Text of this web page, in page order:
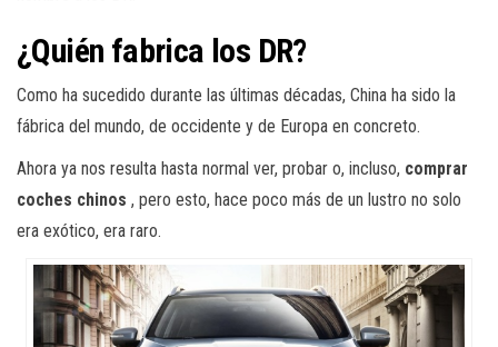
¿Quién fabrica los DR?
Como ha sucedido durante las últimas décadas, China ha sido la
fábrica del mundo, de occidente y de Europa en concreto.
Ahora ya nos resulta hasta normal ver, probar o, incluso, comprar
coches chinos , pero esto, hace poco más de un lustro no solo
era exótico, era raro.